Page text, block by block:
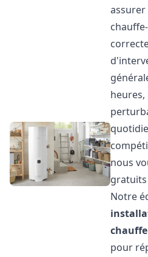
nous
gratuits
Notre
pour